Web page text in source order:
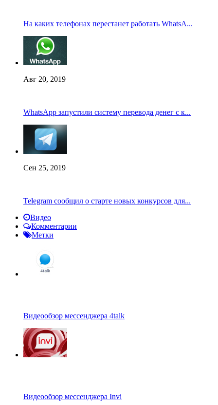
На каких телефонах перестанет работать WhatsA...
Авг 20, 2019
WhatsApp запустили систему перевода денег с к...
Сен 25, 2019
Telegram сообщил о старте новых конкурсов для...
Видео
Комментарии
Метки
Видеообзор мессенджера 4talk
Видеообзор мессенджера Invi